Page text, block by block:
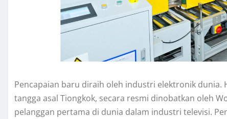
Pencapaian baru diraih oleh industri elektronik
tangga asal Tiongkok, secara resmi dinobatkan oleh
pelanggan pertama di dunia dalam industri televisi.